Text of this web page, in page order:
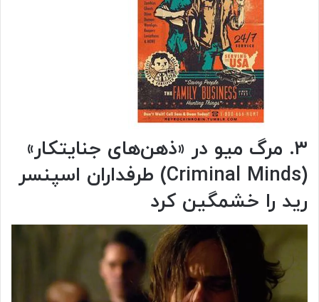
۳. مرگ میو
در «ذهن‌های جنایتکار»
(Criminal Minds) طرفداران اسپنسر
رید را خشمگین کرد